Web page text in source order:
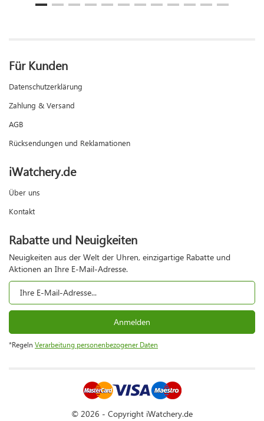
Für Kunden
Datenschutzerklärung
Zahlung & Versand
AGB
Rücksendungen und Reklamationen
iWatchery.de
Über uns
Kontakt
Rabatte und Neuigkeiten
Neuigkeiten aus der Welt der Uhren, einzigartige Rabatte und
Aktionen an Ihre E-Mail-Adresse.
Anmelden
*Regeln Verarbeitung personenbezogener Daten
© 2026 - Copyright iWatchery.de